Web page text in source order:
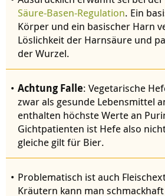
Säure-Basen-Regulation. Ein
Körper und ein basischer Harn
Löslichkeit der Harnsäure und
der Wurzel.
Achtung Falle: Vegetarische
zwar als gesunde Lebensmittel
enthalten höchste Werte an
Gichtpatienten ist Hefe also
gleiche gilt für Bier.
Problematisch ist auch
Kräutern kann man